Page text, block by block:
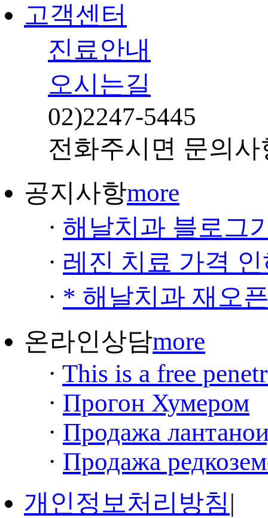
고객센터
진료안내
오시는길
02)2247-5445
전화주시면 문의
공지사항more
· 해날치과 블로그
· 레진 치료 가격
· * 해날치과 재오
온라인상담more
· This is a free
· Прогон Хумером
· Продажа
· Продажа
개인정보처리방침|